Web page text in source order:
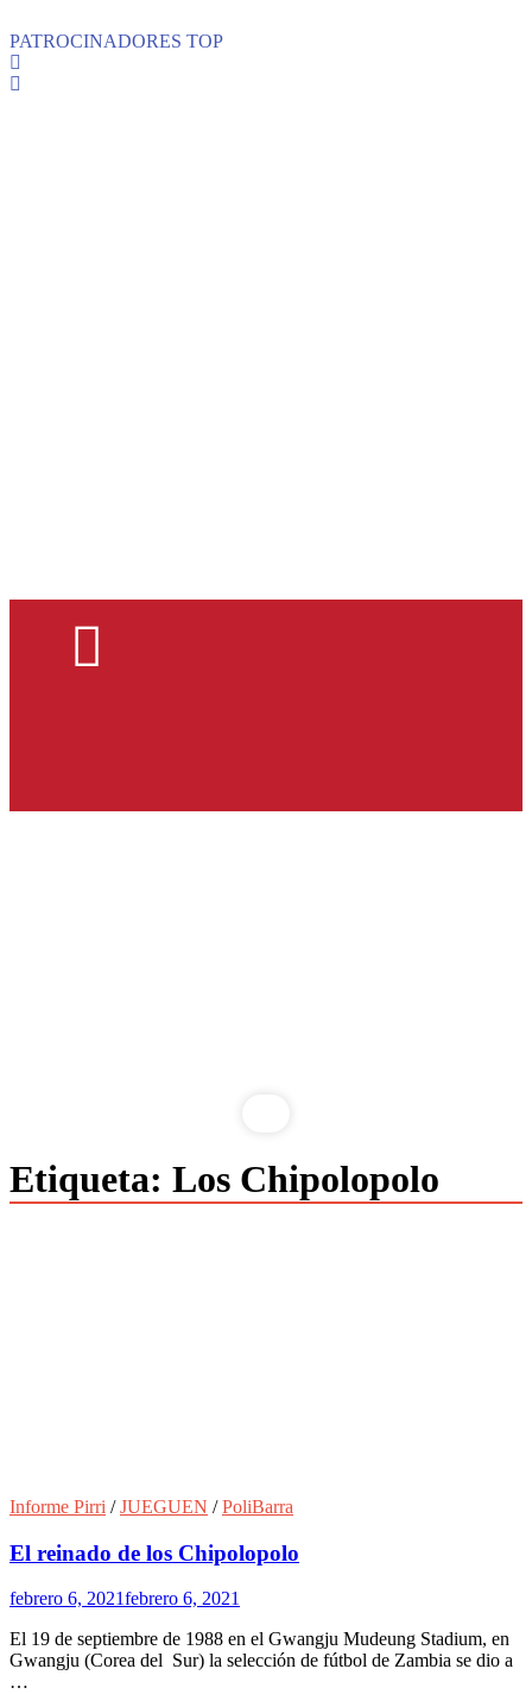
PATROCINADORES TOP
Etiqueta: Los Chipolopolo
Informe Pirri /JUEGUEN /PoliBarra
El reinado de los Chipolopolo
febrero 6, 2021febrero 6, 2021
El 19 de septiembre de 1988 en el Gwangju Mudeung Stadium, en
Gwangju (Corea del Sur) la selección de fútbol de Zambia se dio a
…